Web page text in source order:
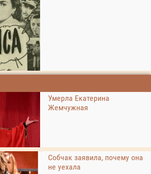
Умерла Екатерина
Жемчужная
Собчак заявила, почему она
не уехала